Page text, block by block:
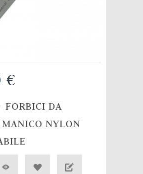
€
FORBICI DA
NYLON